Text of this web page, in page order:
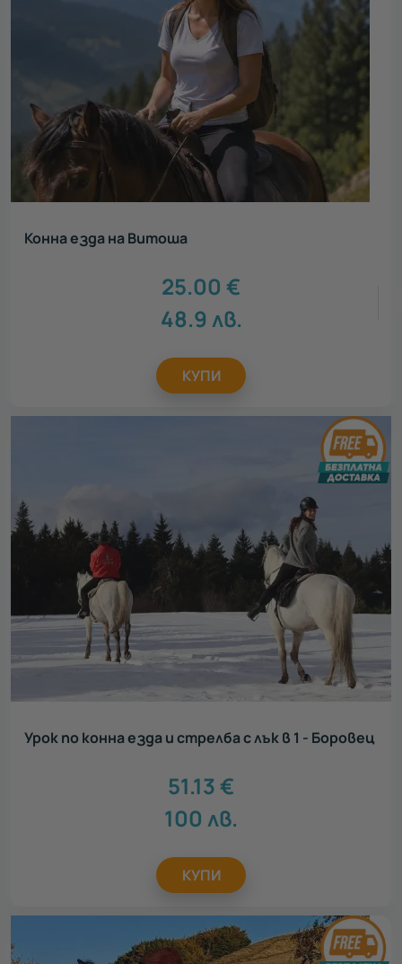
Конна езда на Витоша
25.00 €
48.9 лв.
КУПИ
Урок по конна езда и стрелба с лък в 1 - Боровец
51.13€
100 лв.
КУПИ